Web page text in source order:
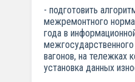
- подготовить
межремонтного
года в
вагонов, на тележках
установка данных